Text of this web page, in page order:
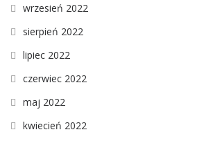
wrzesień 2022
sierpień 2022
lipiec 2022
czerwiec 2022
maj 2022
kwiecień 2022